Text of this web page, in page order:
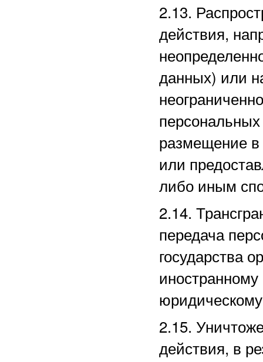
2.13.
действия,
данных) или
размещение
или
либо иным
2.14.
передача
государства
2.15.
действия, в